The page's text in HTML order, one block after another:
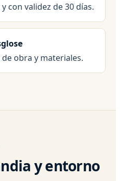
con validez de 30 días.
obra y materiales.
y entorno